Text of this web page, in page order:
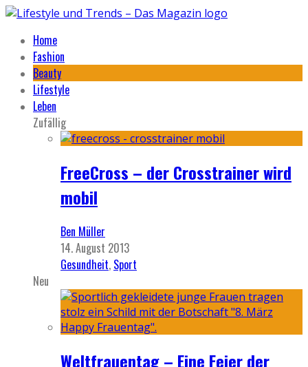
Home
Fashion
Beauty
Lifestyle
Leben
Zufällig
FreeCross – der Crosstrainer wird
mobil
Ben Müller
14. August 2013
Gesundheit, Sport
Neu
Weltfrauentag – Eine Feier der